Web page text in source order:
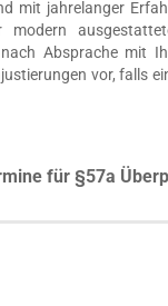
mit jahrelanger
modern
Absprache mit
vor, falls
für §57a